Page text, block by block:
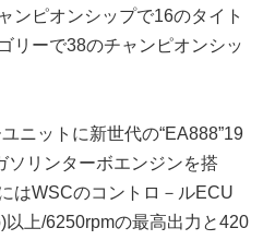
ンピオンシップで16のタイト
リーで38のチャンピオンシッ
ニットに新世代の“EA888”19
リンターボエンジンを搭
はWSCのコントロ－ルECU
上/6250rpmの最高出力と420